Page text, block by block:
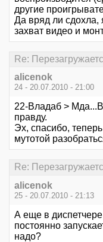
другие
Да вряд ли сдохла,
захват видео и
Re:
alicenok
24 - 20.07.2010 - 21:00
22-Владаб >
правду.
Эх, спасибо,
мутотой
Re:
alicenok
25 - 20.07.2010 - 21:13
А еще в
постоянно
надо?